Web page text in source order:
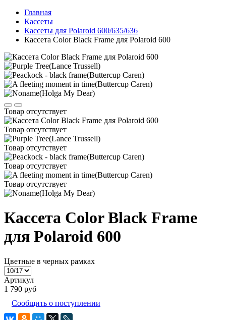
Главная
Кассеты
Кассеты для Polaroid 600/635/636
Кассета Color Black Frame для Polaroid 600
Товар отсутствует
Товар отсутствует
Товар отсутствует
Товар отсутствует
Товар отсутствует
Кассета Color Black Frame
для Polaroid 600
Цветные в черных рамках
Артикул
1 790 руб
Сообщить о поступлении